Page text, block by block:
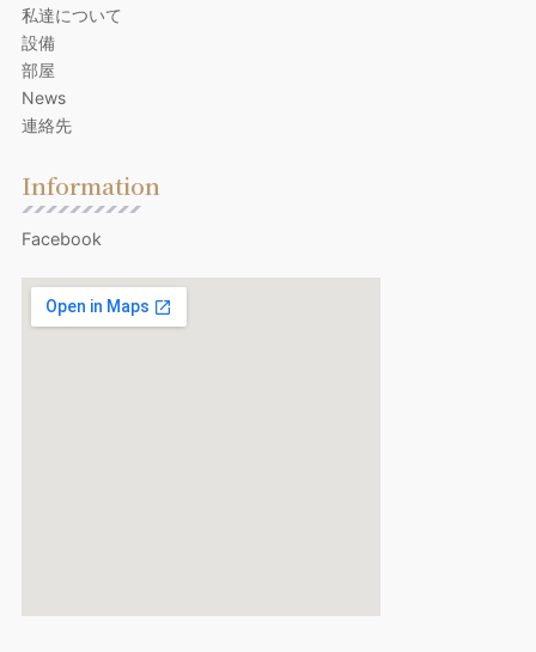
私達について
設備
部屋
News
連絡先
Information
Facebook